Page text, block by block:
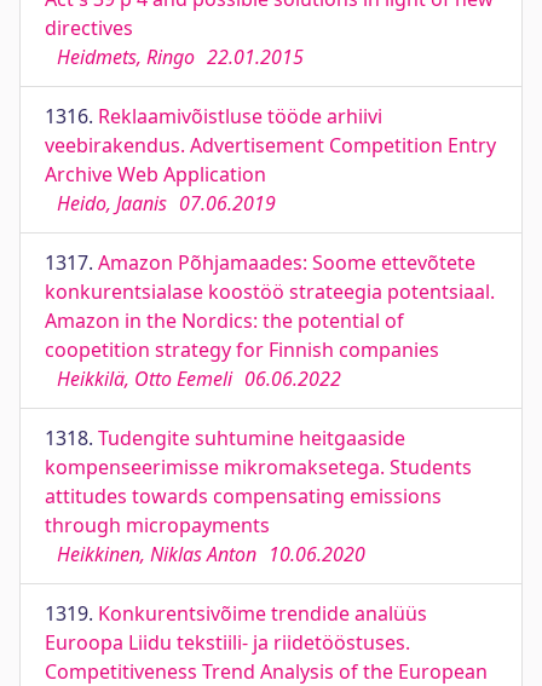
directives
Heidmets, Ringo 22.01.2015
1316. Reklaamivõistluse tööde arhiivi
veebirakendus. Advertisement Competition Entry
Archive Web Application
Heido, Jaanis 07.06.2019
1317. Amazon Põhjamaades: Soome ettevõtete
konkurentsialase koostöö strateegia potentsiaal.
Amazon in the Nordics: the potential of
coopetition strategy for Finnish companies
Heikkilä, Otto Eemeli 06.06.2022
1318. Tudengite suhtumine heitgaaside
kompenseerimisse mikromaksetega. Students
attitudes towards compensating emissions
through micropayments
Heikkinen, Niklas Anton 10.06.2020
1319. Konkurentsivõime trendide analüüs
Euroopa Liidu tekstiili- ja riidetööstuses.
Competitiveness Trend Analysis of the European